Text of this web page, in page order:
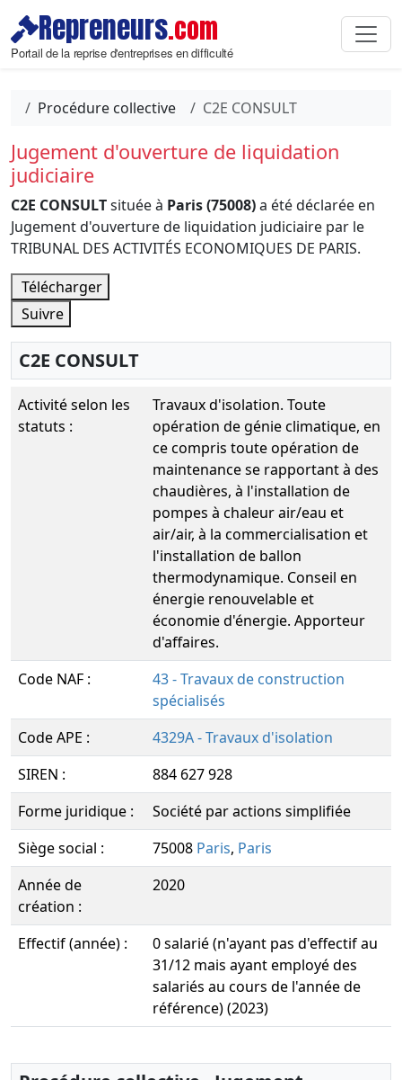
Repreneurs.com
Portail de la reprise d'entreprises en difficulté
Procédure collective C2E CONSULT
Jugement d'ouverture de liquidation
judiciaire
C2E CONSULTsituée à Paris (75008)a été déclarée en
Jugement d'ouverture de liquidation judiciaire par le
TRIBUNAL DES ACTIVITÉS ECONOMIQUES DE PARIS.
Télécharger
Suivre
C2E CONSULT
Activité selon les
statuts :
Travaux d'isolation. Toute
opération de génie climatique, en
ce compris toute opération de
maintenance se rapportant à des
chaudières, à l'installation de
pompes à chaleur air/eau et
air/air, à la commercialisation et
l'installation de ballon
thermodynamique. Conseil en
énergie renouvelable et
économie d'énergie. Apporteur
d'affaires.
Code NAF :
43 - Travaux de construction
spécialisés
Code APE :
4329A - Travaux d'isolation
SIREN :
884 627 928
Forme juridique :
Société par actions simplifiée
Siège social :
75008 Paris, Paris
Année de
création :
2020
Effectif (année) :
0 salarié (n'ayant pas d'effectif au
31/12 mais ayant employé des
salariés au cours de l'année de
référence) (2023)